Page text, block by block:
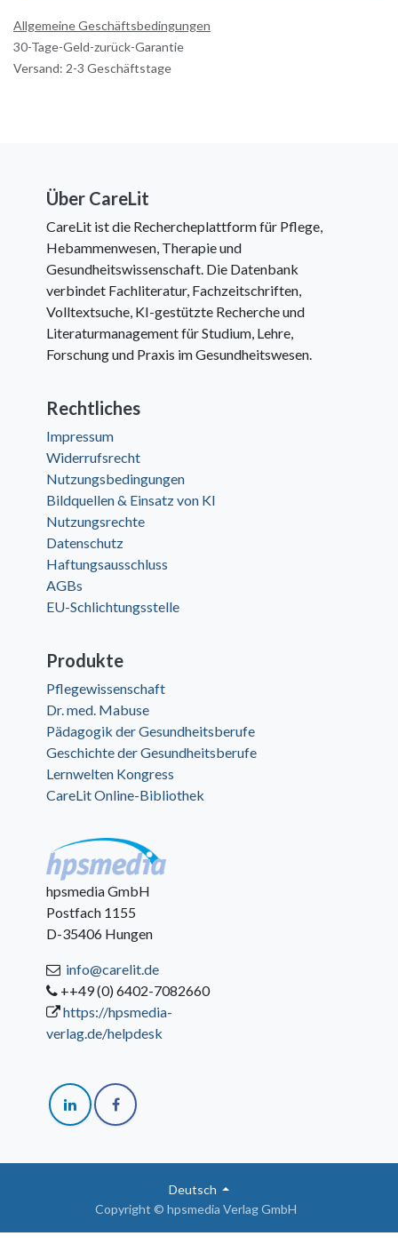
Allgemeine Geschäftsbedingungen
30-Tage-Geld-zurück-Garantie
Versand: 2-3 Geschäftstage
Über CareLit
CareLit ist die Rechercheplattform für Pflege,
Hebammenwesen, Therapie und
Gesundheitswissenschaft. Die Datenbank
verbindet Fachliteratur, Fachzeitschriften,
Volltextsuche, KI-gestützte Recherche und
Literaturmanagement für Studium, Lehre,
Forschung und Praxis im Gesundheitswesen.
Rechtliches
Impressum
Widerrufsrecht
Nutzungsbedingungen
Bildquellen & Einsatz von KI
Nutzungsrechte
Datenschutz
Haftungsausschluss
AGBs
EU-Schlichtungsstelle
Produkte
Pflegewissenschaft
Dr. med. Mabuse
Pädagogik der Gesundheitsberufe
Geschichte der Gesundheitsberufe
Lernwelten Kongress
CareLit Online-Bibliothek
hpsmedia GmbH
Postfach 1155
D-35406 Hungen
info@carelit.de
++49 (0) 6402-7082660
https://hpsmedia-
verlag.de/helpdesk
Copyright © hpsmedia Verlag GmbH
Deutsch